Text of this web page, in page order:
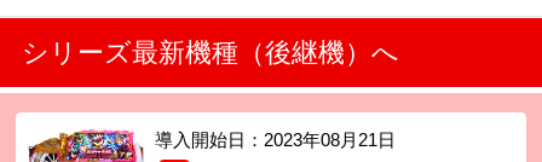
シリーズ最新機種（後継機）へ
導入開始日： 2023年08月21日